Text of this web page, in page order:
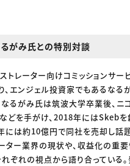
がみ氏との特別対談
トレーター向けコミッションサー
、エンジェル投資家でもあるなる
るがみ氏は筑波大学卒業後、ニ
どを手がけ、2018年にはSkebを
には約10億円で同社を売却し話
ター業界の現状や、収益化の重
ぞれの視点から語り合っている